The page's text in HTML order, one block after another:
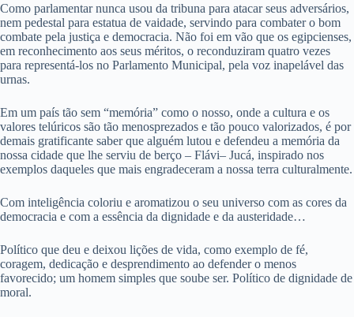
Como parlamentar nunca usou da tribuna para atacar seus adversários,
nem pedestal para estatua de vaidade, servindo para combater o bom
combate pela justiça e democracia. Não foi em vão que os egipcienses,
em reconhecimento aos seus méritos, o reconduziram quatro vezes
para representá-los no Parlamento Municipal, pela voz inapelável das
urnas.
Em um país tão sem “memória” como o nosso, onde a cultura e os
valores telúricos são tão menosprezados e tão pouco valorizados, é por
demais gratificante saber que alguém lutou e defendeu a memória da
nossa cidade que lhe serviu de berço – Flávi– Jucá, inspirado nos
exemplos daqueles que mais engradeceram a nossa terra culturalmente.
Com inteligência coloriu e aromatizou o seu universo com as cores da
democracia e com a essência da dignidade e da austeridade…
Político que deu e deixou lições de vida, como exemplo de fé,
coragem, dedicação e desprendimento ao defender o menos
favorecido; um homem simples que soube ser. Político de dignidade de
moral.